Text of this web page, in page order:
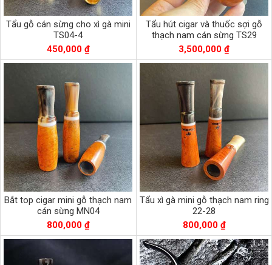
Tẩu gỗ cán sừng cho xì gà mini
TS04-4
450,000 ₫
Tẩu hút cigar và thuốc sợi gỗ
thạch nam cán sừng TS29
3,500,000 ₫
Bắt top cigar mini gỗ thạch nam
cán sừng MN04
800,000 ₫
Tẩu xì gà mini gỗ thạch nam ring
22-28
800,000 ₫